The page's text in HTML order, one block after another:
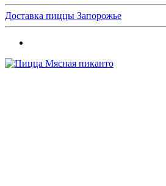
Доставка пиццы Запорожье